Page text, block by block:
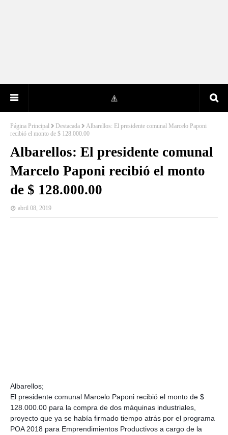
Página Principal Destacada
Albarellos: El presidente comunal Marcelo Paponi
recibió el monto de $ 128.000.00
Albarellos: El presidente comunal
Marcelo Paponi recibió el monto
de $ 128.000.00
abril 08, 2019
Albarellos;
El presidente comunal Marcelo Paponi recibió el monto de $
128.000.00 para la compra de dos máquinas industriales,
proyecto que ya se había firmado tiempo atrás por el programa
POA 2018 para Emprendimientos Productivos a cargo de la